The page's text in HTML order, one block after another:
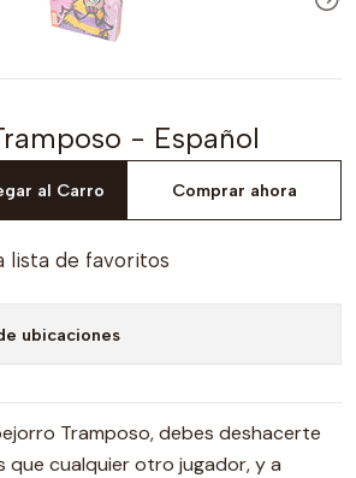
- Español
al Carro Comprar ahora
lista de favoritos
ubicaciones
Tramposo, debes deshacerte
cualquier otro jugador, y a